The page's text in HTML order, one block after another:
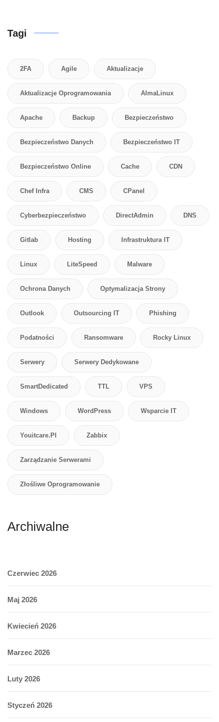
Tagi
2FA Agile Aktualizacje
Aktualizacje Oprogramowania AlmaLinux
Apache Backup Bezpieczeństwo
Bezpieczeństwo Danych Bezpieczeństwo IT
Bezpieczeństwo Online Cache CDN
Chef Infra CMS CPanel
Cyberbezpieczeństwo DirectAdmin DNS
Gitlab Hosting Infrastruktura IT
Linux LiteSpeed Malware
Ochrona Danych Optymalizacja Strony
Outlook Outsourcing IT Phishing
Podatności Ransomware Rocky Linux
Serwery Serwery Dedykowane
SmartDedicated TTL VPS
Windows WordPress Wsparcie IT
Youitcare.pl Zabbix
Zarządzanie Serwerami
Złośliwe Oprogramowanie
Archiwalne
Czerwiec 2026
Maj 2026
Kwiecień 2026
Marzec 2026
Luty 2026
Styczeń 2026